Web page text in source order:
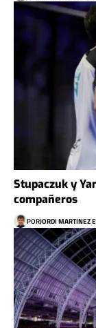
Stupaczuk y
compañeros
PORJORDI MARTINEZ